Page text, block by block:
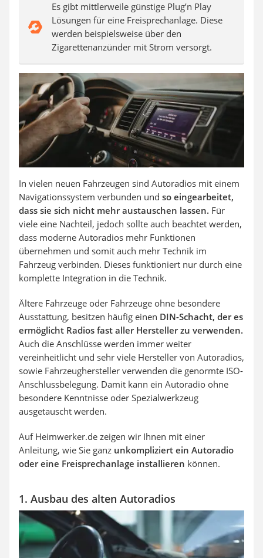
Es gibt mittlerweile günstige Plug’n Play
Lösungen für eine Freisprechanlage. Diese
werden beispielsweise über den
Zigarettenanzünder mit Strom versorgt.
In vielen neuen Fahrzeugen sind Autoradios mit einem
Navigationssystem verbunden und so eingearbeitet,
dass sie sich nicht mehr austauschen lassen. Für
viele eine Nachteil, jedoch sollte auch beachtet werden,
dass moderne Autoradios mehr Funktionen
übernehmen und somit auch mehr Technik im
Fahrzeug verbinden. Dieses funktioniert nur durch eine
komplette Integration in die Technik.
Ältere Fahrzeuge oder Fahrzeuge ohne besondere
Ausstattung, besitzen häufig einen DIN-Schacht, der es
ermöglicht Radios fast aller Hersteller zu verwenden.
Auch die Anschlüsse werden immer weiter
vereinheitlicht und sehr viele Hersteller von Autoradios,
sowie Fahrzeughersteller verwenden die genormte ISO-
Anschlussbelegung. Damit kann ein Autoradio ohne
besondere Kenntnisse oder Spezialwerkzeug
ausgetauscht werden.
Auf Heimwerker.de zeigen wir Ihnen mit einer
Anleitung, wie Sie ganz unkompliziert ein Autoradio
oder eine Freisprechanlage installieren können.
1. Ausbau des alten Autoradios